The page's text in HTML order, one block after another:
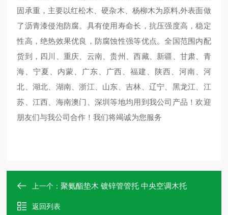
固承重，主要以红松木、硬杂木、杨柳木为原料,外表面做
了沥青漆侵泡防腐。具有使用寿命长，抗压强度高，稳定
性高，绝热效果优良，防腐蚀性强等优点。全国范围内配
货到，四川、重庆、云南、贵州、西藏、新疆、甘肃、青
海、宁夏、内蒙、广东、广西、福建、陕西、河南、河
北、湖北、湖南、浙江、山东、吉林、辽宁、黑龙江、江
苏、江西、海南澳门、深圳等地均用到我公司产品！欢迎
朋友们与我公司合作！我们将竭诚为您服务
上一个：聚氨酯垫木 镀锌管管托 中央空调木托
返回列表